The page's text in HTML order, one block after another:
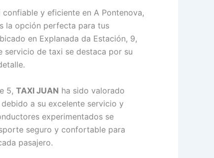
y eficiente en A Pontenova,
la opción perfecta para tus
en Explanada da Estación, 9,
servicio de taxi se destaca por su
5, TAXI JUAN ha sido valorado
a su excelente servicio y
experimentados se
seguro y confortable para
pasajero.